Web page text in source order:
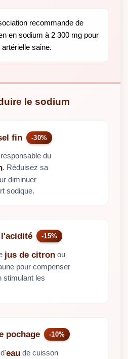
recommande de
en sodium à 2 300 mg pour
saine.
le sodium
fin -30%
du
. Réduisez sa
diminuer
sodique.
-15%
jus de citron ou
pour compenser
stimulant les
pochage -10%
eau de cuisson